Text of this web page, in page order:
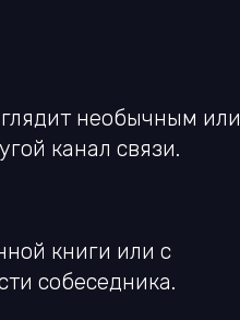
необычным или
канал связи.
книги или с
собеседника.